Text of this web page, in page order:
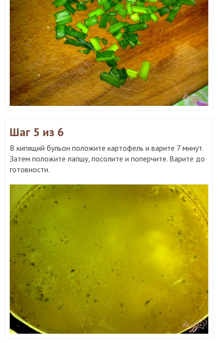
Шаг 5 из 6
В кипящий бульон положите картофель и варите 7 минут.
Затем положите лапшу, посолите и поперчите. Варите до
готовности.